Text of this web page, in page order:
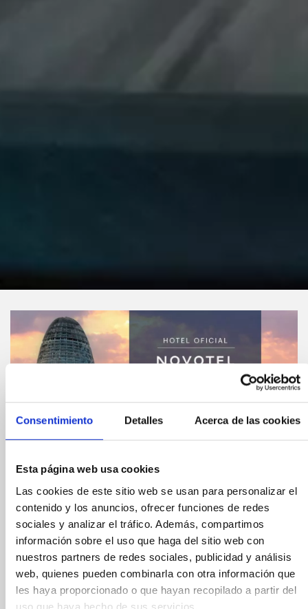
Consentimiento Detalles Acerca de las cookies
Esta página web usa cookies
Las cookies de este sitio web se usan para personalizar el
contenido y los anuncios, ofrecer funciones de redes
sociales y analizar el tráfico. Además, compartimos
información sobre el uso que haga del sitio web con
nuestros partners de redes sociales, publicidad y análisis
web, quienes pueden combinarla con otra información que
les haya proporcionado o que hayan recopilado a partir del
uso que haya hecho de sus servicios.
Compártelo:
Novotel Barcelona